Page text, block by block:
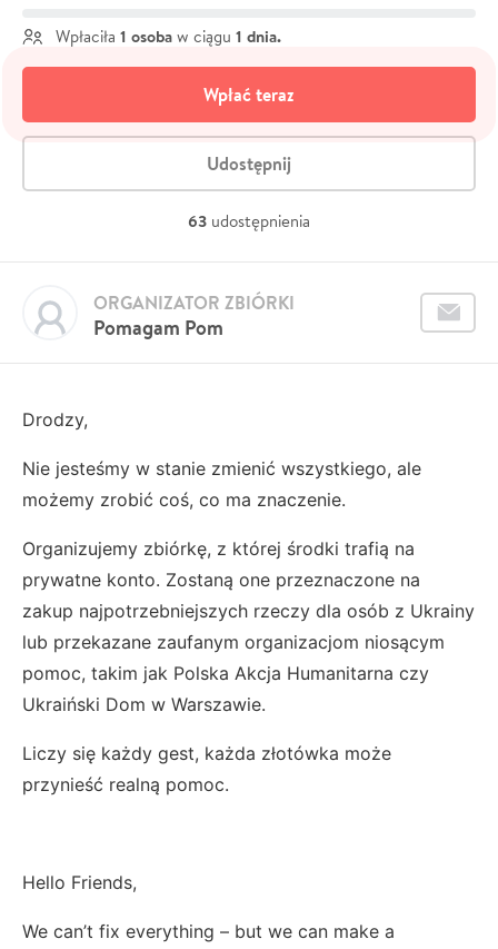
Wpłaciła 1 osoba w ciągu 1 dnia.
Wpłać teraz
Udostępnij
63 udostępnienia
Pomagam Pom
ORGANIZATOR ZBIÓRKI
Drodzy,
Nie jesteśmy w stanie zmienić wszystkiego, ale
możemy zrobić coś, co ma znaczenie.
Organizujemy zbiórkę, z której środki trafią na
prywatne konto. Zostaną one przeznaczone na
zakup najpotrzebniejszych rzeczy dla osób z Ukrainy
lub przekazane zaufanym organizacjom niosącym
pomoc, takim jak Polska Akcja Humanitarna czy
Ukraiński Dom w Warszawie.
Liczy się każdy gest, każda złotówka może
przynieść realną pomoc.
Hello Friends,
We can’t fix everything – but we can make a